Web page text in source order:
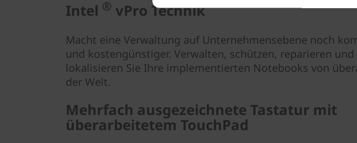
Intel ® vPro Technik
Macht eine Verwaltung auf Unternehmensebene noch
und kostengünstiger. Verwalten, schützen, reparieren und
lokalisieren Sie Ihre implementierten Notebooks von
der Welt.
Mehrfach ausgezeichnete Tastatur mit
überarbeitetem TouchPad